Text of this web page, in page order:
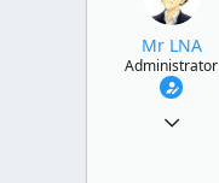
Mr LNA
Administrator